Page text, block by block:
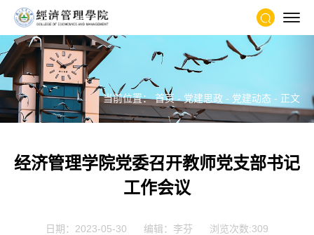
当前位置：首页- 党建思政 - 党建动态 - 正文
经济管理学院党委召开教师党支部书记
工作会议
日期：2023-05-30 编辑：李芬 浏览次数:309